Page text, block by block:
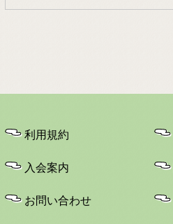
利用規約
入会案内
お問い合わせ